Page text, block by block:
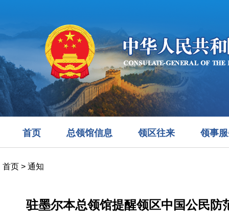
首页 总领馆信息 领区往来 领事
首页 > 通知
驻墨尔本总领馆提醒领区中国公民